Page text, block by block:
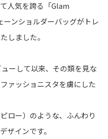
人気を誇る「Glam
ンショルダーバッグがトレ
しました。
ーして以来、その類を見な
ァッショニスタを虜にした
ロー）のような、ふんわり
ザインです。